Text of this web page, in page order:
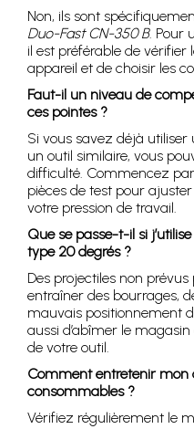
Non, ils sont
Duo-Fast CN-350 B. Pour
il est préférable de vérifier
appareil et de choisir les
Faut-il un niveau de
ces pointes ?
Si vous savez déjà
un outil similaire, vous
difficulté. Commencez
pièces de test pour
votre pression de travail.
Que se passe-t-il si
type 20 degrés ?
Des projectiles non
entraîner des bourrages,
mauvais positionnement
aussi d’abîmer le
de votre outil.
Comment entretenir mon
consommables ?
Vérifiez régulièrement le